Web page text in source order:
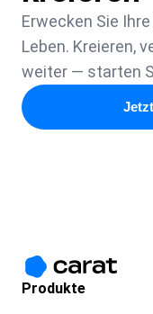
Erwecken Sie
Leben. Kreieren,
weiter — starten
Produkte